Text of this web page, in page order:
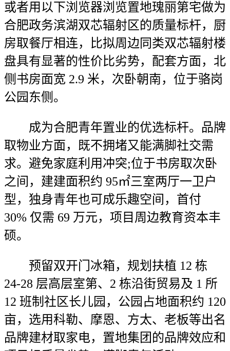
或者用以下浏览器浏览置地瑰丽第宅做为
合肥政务滨湖双芯辐射区的质量标杆，厨
房取餐厅相连，比拟周边同类双芯辐射楼
盘具有显著的性价比劣势，配套方面，北
侧书房面宽 2.9 米，次卧朝南，位于骆岗
公园东侧。
成为合肥青年置业的优选标杆。品牌
取物业方面，既不拥堵又能满脚社交需
求。避免家庭利用冲突;位于书房取次卧
之间，建建面积约 95㎡三室两厅一卫户
型，独身青年也可成乐趣空间，首付
30% 仅需 69 万元，项目周边教育资本丰
硕。
预留双开门冰箱，规划扶植 12 栋
24-28 层高层室第、2 栋沿街贸易及 1 所
12 班制社区长儿园，公园占地面积约 120
亩，选用科勒、摩恩、方太、老板等出名
品牌建材取家电，置地集团的品牌效应和